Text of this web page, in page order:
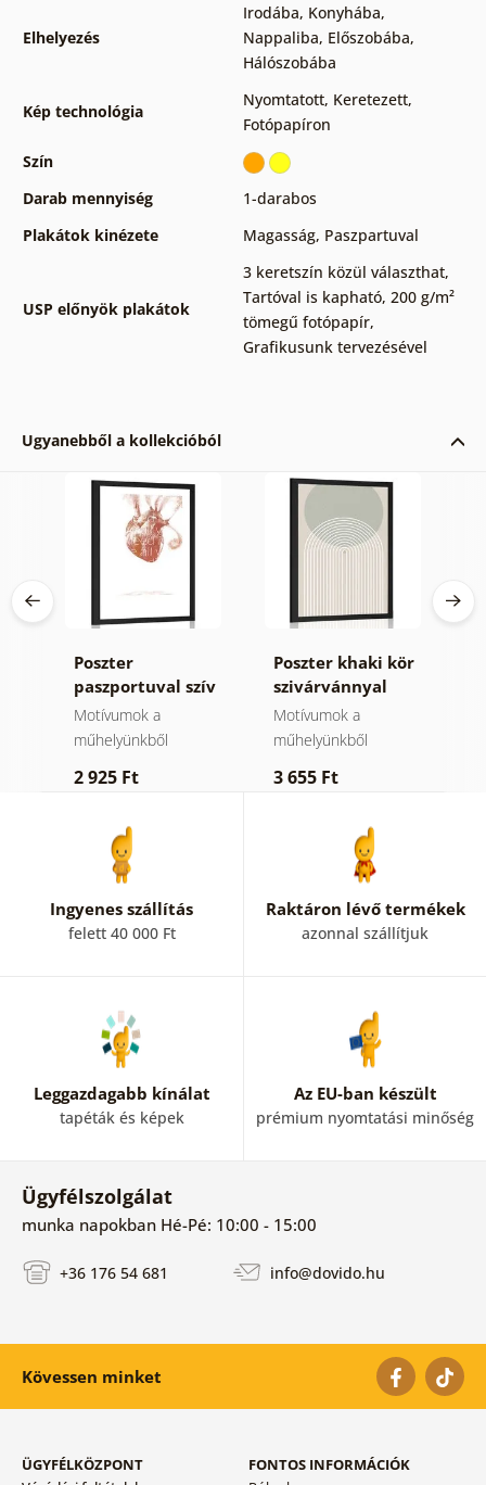
Elhelyezés
Irodába, Konyhába,
Nappaliba, Előszobába,
Hálószobába
Kép technológia
Nyomtatott, Keretezett,
Fotópapíron
Szín
Darab mennyiség
1-darabos
Plakátok kinézete
Magasság, Paszpartuval
USP előnyök plakátok
3 keretszín közül választhat,
Tartóval is kapható, 200 g/m²
tömegű fotópapír,
Grafikusunk tervezésével
Ugyanebből a kollekcióból
Poszter
paszportuval szív
idézettel
Motívumok a
műhelyünkből
2 925 Ft
Poszter khaki kör
szivárvánnyal
Mid-Century.
Motívumok a
műhelyünkből
3 655 Ft
Ingyenes szállítás
felett 40 000 Ft
Raktáron lévő termékek
azonnal szállítjuk
Leggazdagabb kínálat
tapéták és képek
Az EU-ban készült
prémium nyomtatási minőség
Ügyfélszolgálat
munka napokban Hé-Pé: 10:00 - 15:00
+36 176 54 681 info@dovido.hu
Kövessen minket
ÜGYFÉLKÖZPONT
FONTOS INFORMÁCIÓK